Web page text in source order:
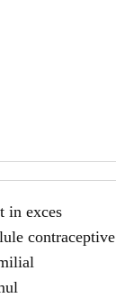
in exces
contraceptive